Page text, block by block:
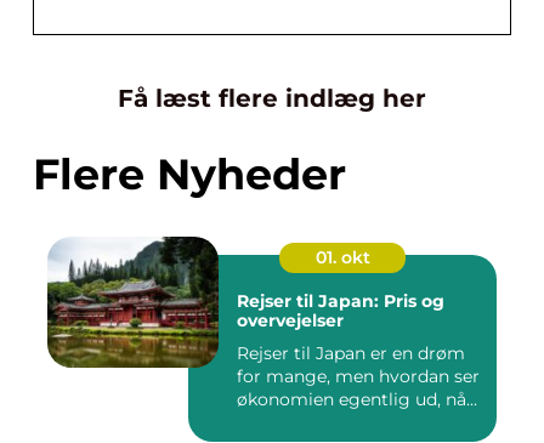
Få læst flere indlæg her
Flere Nyheder
01. okt
Rejser til Japan: Pris og
overvejelser
Rejser til Japan er en drøm
for mange, men hvordan ser
økonomien egentlig ud, nå...